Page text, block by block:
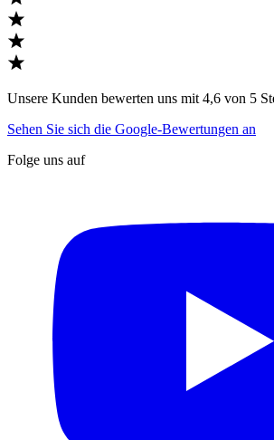
Unsere Kunden bewerten uns mit 4,6 von 5
Sehen Sie sich die Google-Bewertungen an
Folge uns auf